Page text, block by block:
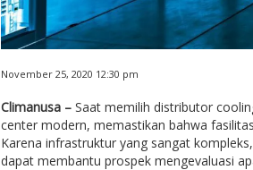
November 25, 2020 12:30 pm
Climanusa –Saat memilih distributor
center modern, memastikan bahwa
Karena infrastruktur yang sangat
dapat membantu prospek mengevaluasi